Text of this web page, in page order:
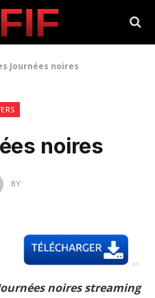
Journées noires
noires
BY
noires streaming